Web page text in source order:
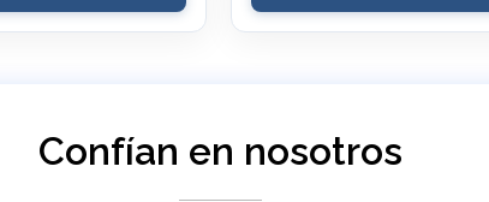
Confían en nosotros